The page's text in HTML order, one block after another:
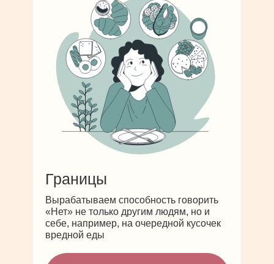
Границы
Вырабатываем способность говорить
«Нет» не только другим людям, но и
себе, например, на очередной кусочек
вредной еды